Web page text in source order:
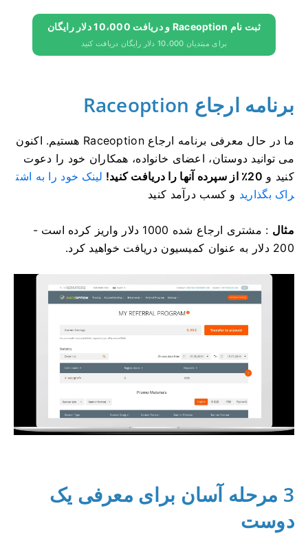
ثبت نام Raceoption و دریافت 10،000 دلار رایگان
برای مبتدیان 10،000 دلار رایگان دریافت کنید
برنامه ارجاع Raceoption
ما در حال معرفی برنامه ارجاع Raceoption هستیم.
اکنون
می توانید دوستان، اعضای خانواده، همکاران خود را دعوت
کنید و 20٪ از سپرده آنها را دریافت کنید!
لینک خود را به اشت
راک بگذارید و کسب درآمد کنید
مثال
: مشتری ارجاع شده 1000 دلار واریز کرده است -
200 دلار به عنوان کمیسیون دریافت خواهید کرد.
3 مرحله آسان برای معرفی یک
دوست